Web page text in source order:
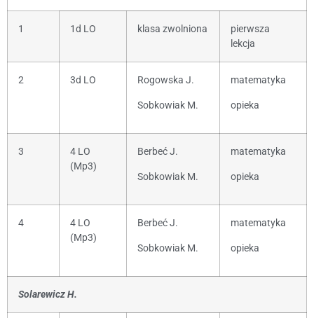
1 1d LO klasa zwolniona
pierwsza
lekcja
2 3d LO Rogowska J.
Sobkowiak M.
matematyka
opieka
3
4 LO
(Mp3)
Berbeć J.
Sobkowiak M.
matematyka
opieka
4
4 LO
(Mp3)
Berbeć J.
Sobkowiak M.
matematyka
opieka
Solarewicz H.